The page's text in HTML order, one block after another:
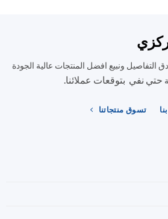
ونبيع افضل المنتجات عالية الجودة
بتوقعات عملائنا.
تسوق منتجاتنا